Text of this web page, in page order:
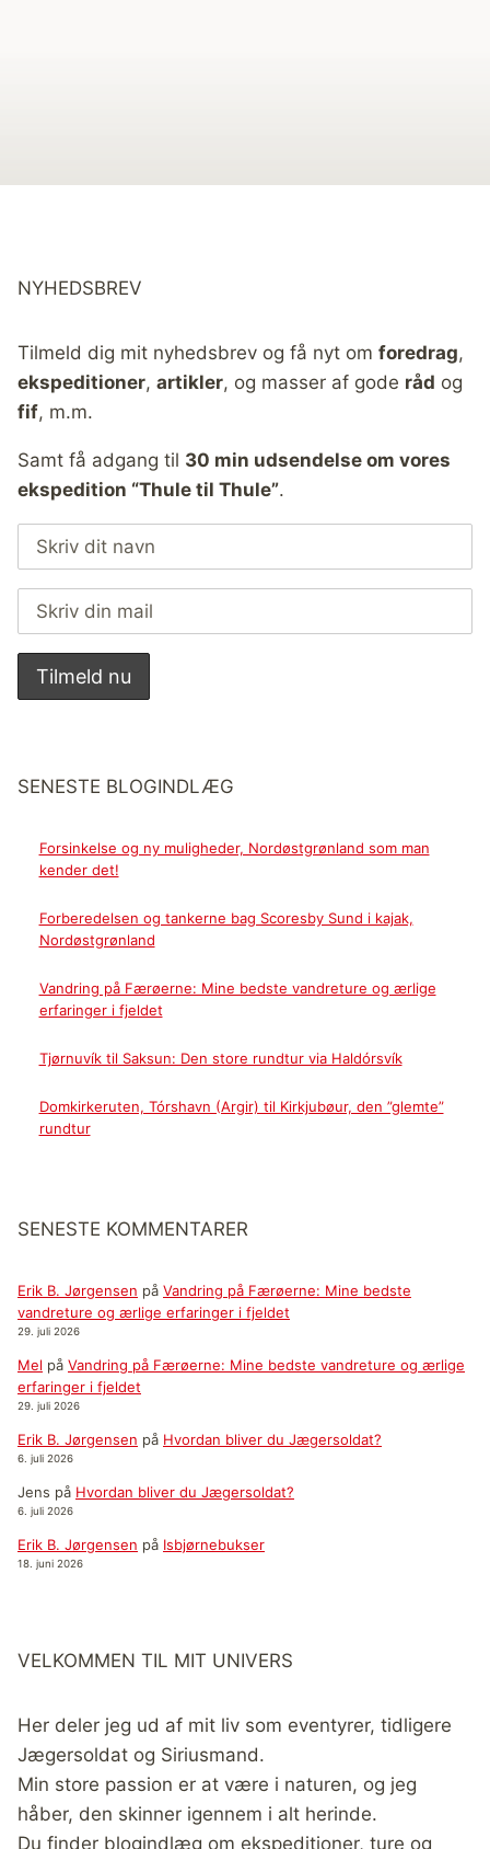
NYHEDSBREV
Tilmeld dig mit nyhedsbrev og få nyt om foredrag,
ekspeditioner, artikler, og masser af gode råd og
fif, m.m.
Samt få adgang til 30 min udsendelse om vores
ekspedition “Thule til Thule”.
SENESTE BLOGINDLÆG
Forsinkelse og ny muligheder, Nordøstgrønland som man
kender det!
Forberedelsen og tankerne bag Scoresby Sund i kajak,
Nordøstgrønland
Vandring på Færøerne: Mine bedste vandreture og ærlige
erfaringer i fjeldet
Tjørnuvík til Saksun: Den store rundtur via Haldórsvík
Domkirkeruten, Tórshavn (Argir) til Kirkjubøur, den ”glemte”
rundtur
SENESTE KOMMENTARER
Erik B. Jørgensen på Vandring på Færøerne: Mine bedste
vandreture og ærlige erfaringer i fjeldet
29. juli 2026
Mel på Vandring på Færøerne: Mine bedste vandreture og ærlige
erfaringer i fjeldet
29. juli 2026
Erik B. Jørgensen på Hvordan bliver du Jægersoldat?
6. juli 2026
Jens på Hvordan bliver du Jægersoldat?
6. juli 2026
Erik B. Jørgensen på Isbjørnebukser
18. juni 2026
VELKOMMEN TIL MIT UNIVERS
Her deler jeg ud af mit liv som eventyrer, tidligere
Jægersoldat og Siriusmand.
Min store passion er at være i naturen, og jeg
håber, den skinner igennem i alt herinde.
Du finder blogindlæg om ekspeditioner, ture og